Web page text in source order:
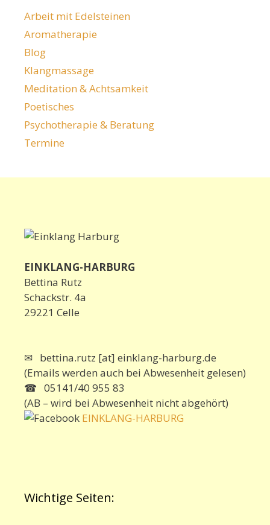
Arbeit mit Edelsteinen
Aromatherapie
Blog
Klangmassage
Meditation & Achtsamkeit
Poetisches
Psychotherapie & Beratung
Termine
EINKLANG-HARBURG
Bettina Rutz
Schackstr. 4a
29221 Celle
✉ bettina.rutz [at] einklang-harburg.de
(Emails werden auch bei Abwesenheit gelesen)
☎ 05141/40 955 83
(AB – wird bei Abwesenheit nicht abgehört)
EINKLANG-HARBURG
Wichtige Seiten: